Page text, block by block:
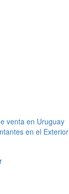
venta en Uruguay
en el Exterior